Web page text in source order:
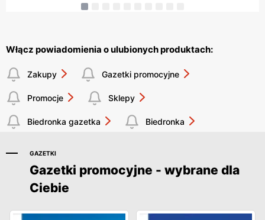
Włącz powiadomienia o ulubionych produktach:
Zakupy Gazetki promocyjne
Promocje Sklepy
Biedronka gazetka Biedronka
GAZETKI
Gazetki promocyjne - wybrane dla
Ciebie